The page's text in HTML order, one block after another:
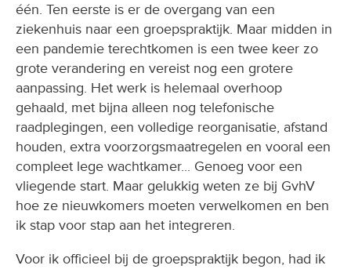
één. Ten eerste is er de overgang van een
ziekenhuis naar een groepspraktijk. Maar midden in
een pandemie terechtkomen is een twee keer zo
grote verandering en vereist nog een grotere
aanpassing. Het werk is helemaal overhoop
gehaald, met bijna alleen nog telefonische
raadplegingen, een volledige reorganisatie, afstand
houden, extra voorzorgsmaatregelen en vooral een
compleet lege wachtkamer... Genoeg voor een
vliegende start. Maar gelukkig weten ze bij GvhV
hoe ze nieuwkomers moeten verwelkomen en ben
ik stap voor stap aan het integreren.
Voor ik officieel bij de groepspraktijk begon, had ik